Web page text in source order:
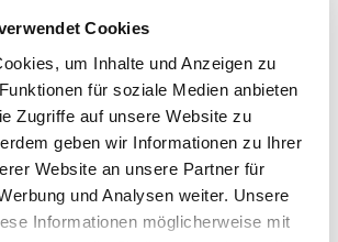
Cookies
um Inhalte und Anzeigen zu
für soziale Medien anbieten
Zugriffe auf unsere Website zu
geben wir Informationen zu Ihrer
Website an unsere Partner für
und Analysen weiter. Unsere
Informationen möglicherweise mit
die Hotelrechnung der
Lehrhelfer auf
werden an Fahrtkosten
€ und an Tagegeld je
35 € bezahlt.
einer Körung weniger als
vorgeführt werden, erfolgt